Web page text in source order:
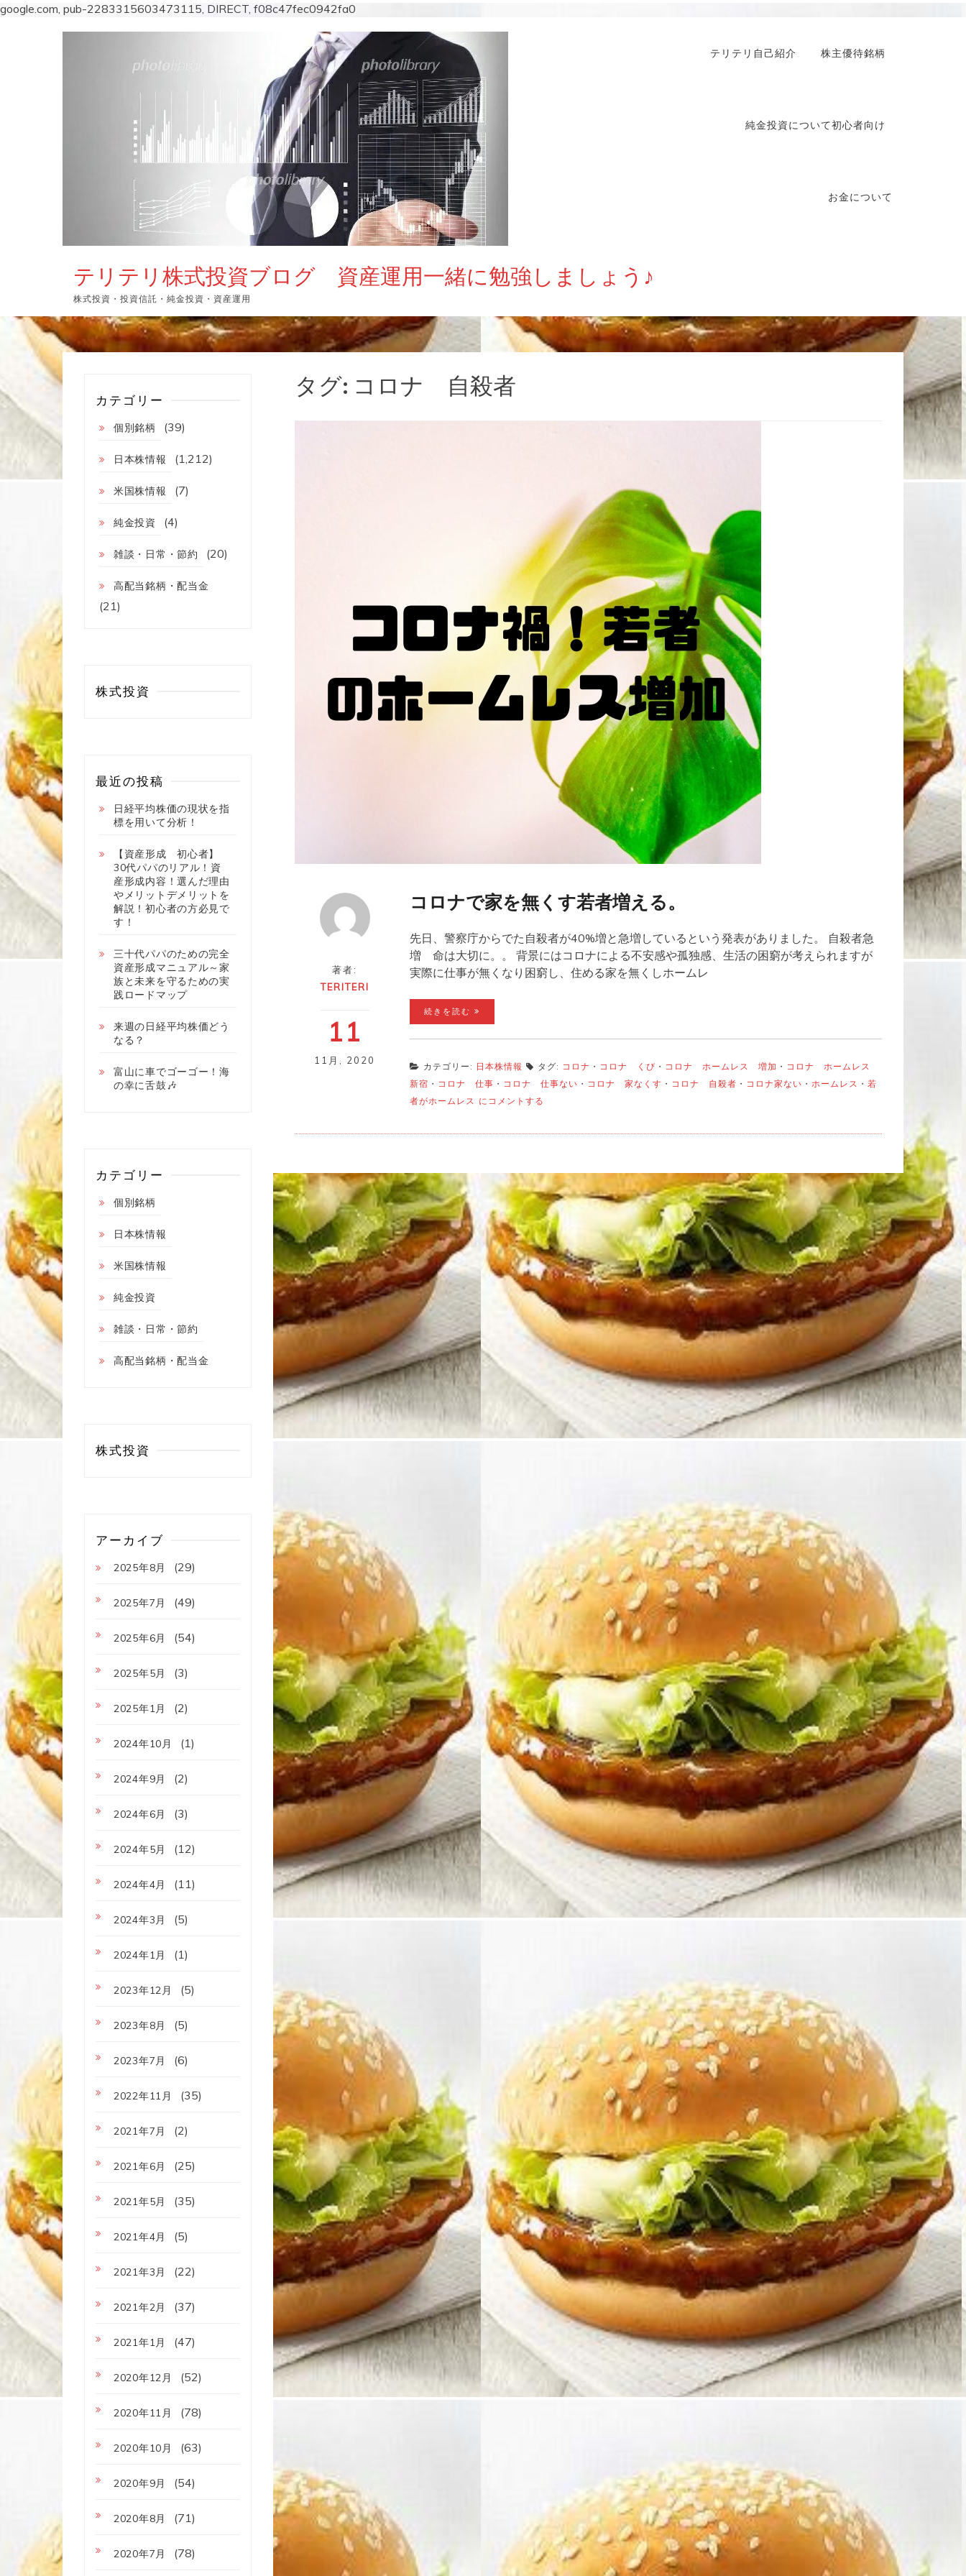
google.com, pub-2283315603473115, DIRECT, f08c47fec0942fa0
テリテリ株式投資ブログ 資産運用一緒に勉強しましょう♪
株式投資・投資信託・純金投資・資産運用
テリテリ自己紹介 株主優待銘柄
純金投資について初心者向け
お金について
タグ: コロナ 自殺者
著者:
TERITERI
11
11月 , 2020
コロナで家を無くす若者増える。
先日、警察庁からでた自殺者が40%増と急増しているという発表がありました。 自殺者急
増 命は大切に。。 背景にはコロナによる不安感や孤独感、生活の困窮が考えられますが
実際に仕事が無くなり困窮し、住める家を無くしホームレ
続きを読む
カテゴリー: 日本株情報 タグ: コロナ ・ コロナ くび ・ コロナ ホームレス 増加 ・ コロナ ホームレス
新宿 ・ コロナ 仕事 ・ コロナ 仕事ない ・ コロナ 家なくす ・ コロナ 自殺者 ・ コロナ家ない ・ ホームレス ・ 若
者がホームレス コ
で
無
者
増
え
る。
にコメントする
カテゴリー
個別銘柄 (39)
日本株情報 (1,212)
米国株情報 (7)
純金投資 (4)
雑談・日常・節約 (20)
高配当銘柄・配当金
(21)
株式投資
最近の投稿
日経平均株価の現状を指
標を用いて分析！
【資産形成 初心者】
30代パパのリアル！資
産形成内容！選んだ理由
やメリットデメリットを
解説！初心者の方必見で
す！
三十代パパのための完全
資産形成マニュアル～家
族と未来を守るための実
践ロードマップ
来週の日経平均株価どう
なる？
富山に車でゴーゴー！海
の幸に舌鼓🎶
カテゴリー
個別銘柄
日本株情報
米国株情報
純金投資
雑談・日常・節約
高配当銘柄・配当金
株式投資
アーカイブ
2025年8月 (29)
2025年7月 (49)
2025年6月 (54)
2025年5月 (3)
2025年1月 (2)
2024年10月 (1)
2024年9月 (2)
2024年6月 (3)
2024年5月 (12)
2024年4月 (11)
2024年3月 (5)
2024年1月 (1)
2023年12月 (5)
2023年8月 (5)
2023年7月 (6)
2022年11月 (35)
2021年7月 (2)
2021年6月 (25)
2021年5月 (35)
2021年4月 (5)
2021年3月 (22)
2021年2月 (37)
2021年1月 (47)
2020年12月 (52)
2020年11月 (78)
2020年10月 (63)
2020年9月 (54)
2020年8月 (71)
2020年7月 (78)